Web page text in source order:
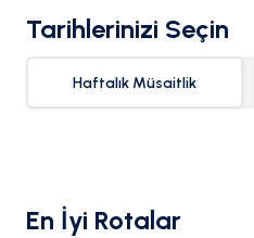
Tarihlerinizi Seçin
Haftalık Müsaitlik
En İyi Rotalar